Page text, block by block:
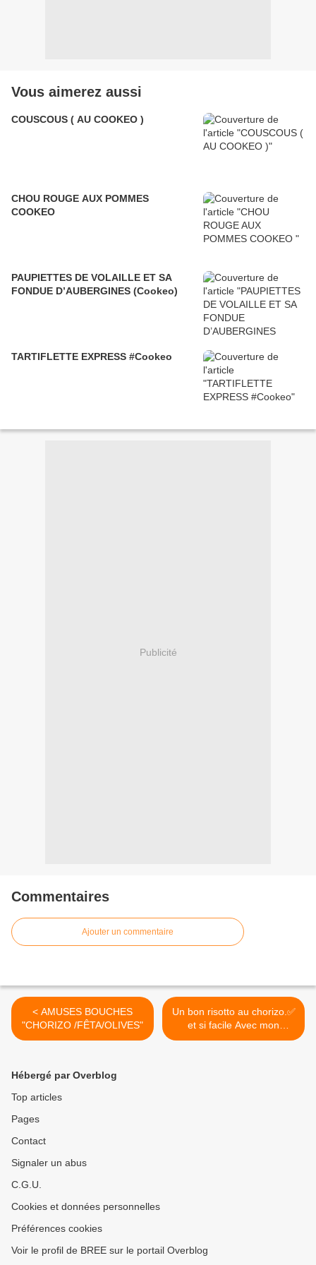
Vous aimerez aussi
COUSCOUS ( AU COOKEO )
CHOU ROUGE AUX POMMES
COOKEO
PAUPIETTES DE VOLAILLE ET SA
FONDUE D’AUBERGINES (Cookeo)
TARTIFLETTE EXPRESS #Cookeo
Publicité
Commentaires
Ajouter un commentaire
< AMUSES BOUCHES
"CHORIZO /FÊTA/OLIVES"
Un bon risotto au chorizo.✅
et si facile Avec mon
cookeo. Recette ici : 📍
Hébergé par Overblog
Top articles
Pages
Contact
Signaler un abus
C.G.U.
Cookies et données personnelles
Préférences cookies
Voir le profil de BREE sur le portail Overblog